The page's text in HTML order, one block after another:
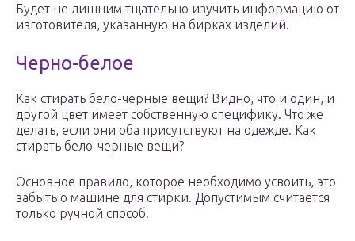
Будет не лишним тщательно изучить информацию от
изготовителя, указанную на бирках изделий.
Черно-белое
Как стирать бело-черные вещи? Видно, что и один, и
другой цвет имеет собственную специфику. Что же
делать, если они оба присутствуют на одежде. Как
стирать бело-черные вещи?
Основное правило, которое необходимо усвоить, это
забыть о машине для стирки. Допустимым считается
только ручной способ.